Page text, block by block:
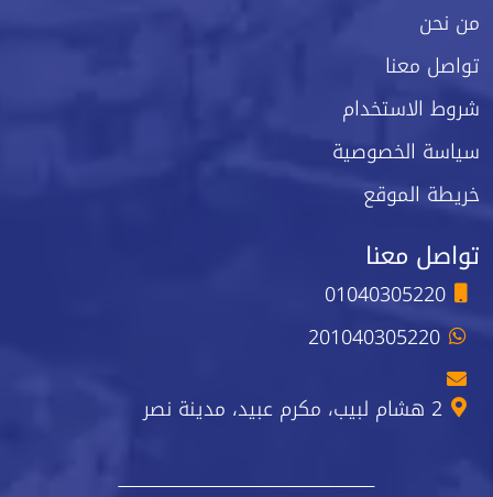
من نحن
تواصل معنا
شروط الاستخدام
سياسة الخصوصية
خريطة الموقع
تواصل معنا
01040305220
201040305220
2 هشام لبيب، مكرم عبيد، مدينة نصر